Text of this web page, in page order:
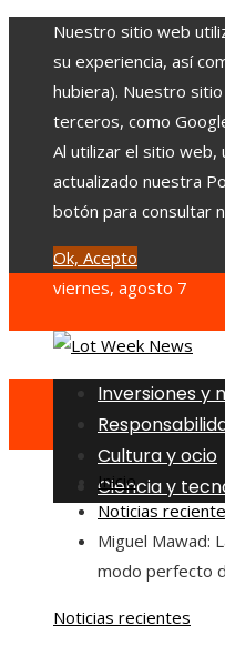
Nuestro sitio web
su experiencia, así
hubiera). Nuestro
terceros, como
Al utilizar el sitio
actualizado nuestra
botón para consultar
Ok, Acepto
viernes, agosto 7
Inversiones y
Cultura y ocio
Ciencia y
Inicio
Noticias
Miguel Mawad:
modo perfecto
Noticias recientes